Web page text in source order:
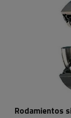
Rodamientos